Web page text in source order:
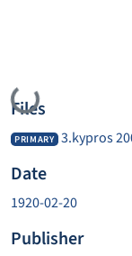
Loading...
Files
PRIMARY 3.kypros
Date
1920-02-20
Publisher